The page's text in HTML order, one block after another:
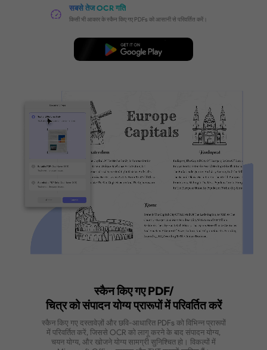
स्कैन किए गए PDFs और चित्रों को आसानी से खोजने योग्य
में परिवर्तित करें, जिससे एक ही दस्तावेज़ या अन्य फाइलों में
एकीकरण में आसानी हो। लेआउट विकल्प, रिज़ॉल्यूशन
और फ़ॉर्मेटिंग तत्वों को बनाए रखें।
OCR को चलाने के बाद उच्च गुणवत्ता के साथ छोटे आकार की फ़ाइलें
99% तक सटीकता
UPDF की उन्नत तकनीक 99% तक सटीकता सुनिश्चित करती है।
सबसे तेज OCR गति
किसी भी आकार के स्कैन किए गए PDFs को आसानी से परिवर्तित करें।
मुफ्त डाउनलोड